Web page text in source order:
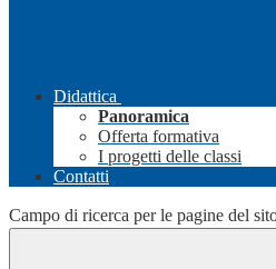
Didattica
Panoramica
Offerta formativa
I progetti delle classi
Contatti
Campo di ricerca per le pagine del